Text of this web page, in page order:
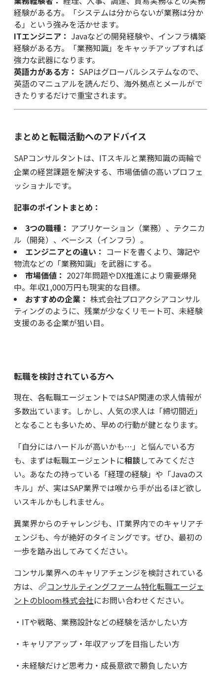
経験がある方。「システムは分からないが業務は分か
る」という強みを活かせます。
ITエンジニア： Javaなどの開発経験や、インフラ構築
経験がある方。「業務知識」をキャッチアップすれば
強力な武器になります。
英語力がある方： SAPはグローバルシステムなので、
英語のマニュアルを読んだり、海外拠点とメールがで
きたりするだけで重宝されます。
まとめと転職活動へのアドバイス
SAPコンサルタントは、ITスキルと業務知識の両輪で
企業の経営課題を解決する、市場価値の高いプロフェ
ッショナルです。
記事のポイントまとめ：
3つの職種： アプリケーション（業務）、テクニカ
ル（開発）、ベーシス（インフラ）。
エンジニアとの違い： コードを書くより、簿記や
物流などの「業務知識」を武器にする。
市場価値： 2027年問題やDX推進により需要爆発
中。年収1,000万円も現実的な目標。
おすすめの企業： 株式会社プロアクシアコンサル
ティングのように、残業が少なくリモート可、未経験
支援のある企業が狙い目。
転職を検討されている方へ
現在、各転職エージェントではSAP関連の求人情報が
多数出ています。しかし、人気の求人は「締切間近」
となることも多いため、早めの行動が鍵となります。
「自分にはハードルが高いかも…」と悩んでいる方
も、まずは転職エージェントに相談してみてくださ
い。あなたの持っている「経理の経験」や「Javaのス
キル」が、実はSAP業界では喉から手が出るほど欲し
いスキルかもしれません。
異業界からのチャレンジも、IT業界内でのキャリアチ
ェンジも、今が絶好のタイミングです。ぜひ、最初の
一歩を踏み出してみてください。
コンサル業界へのキャリアチェンジを検討されている
方は、
コンサルティングファーム特化転職エージェ
ントのbloom株式会社にお問い合わせください。
・ITや戦略、業務設計などの経験を活かしたい方
・キャリアアップ・年収アップを目指したい方
・未経験だけど思考力・成長意欲で勝負したい方